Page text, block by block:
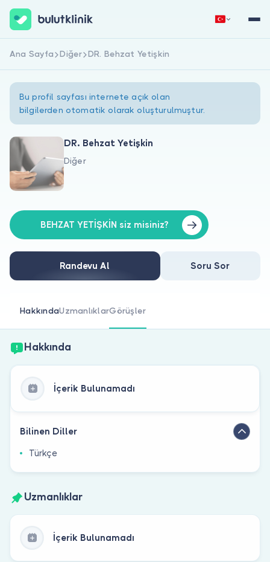
Hakkımızda
Doktorlar için
Doktor musunuz?
Hemen Kaydol
Ana Sayfa Diğer DR. Behzat Yetişkin
Bu profil sayfası internete açık olan
bilgilerden otomatik olarak oluşturulmuştur.
DR. Behzat Yetişkin
Diğer
BEHZAT YETİŞKİN siz misiniz?
Randevu Al Soru Sor
HakkındaUzmanlıklarGörüşler
Hakkında
İçerik Bulunamadı
Bilinen Diller
Türkçe
Uzmanlıklar
İçerik Bulunamadı